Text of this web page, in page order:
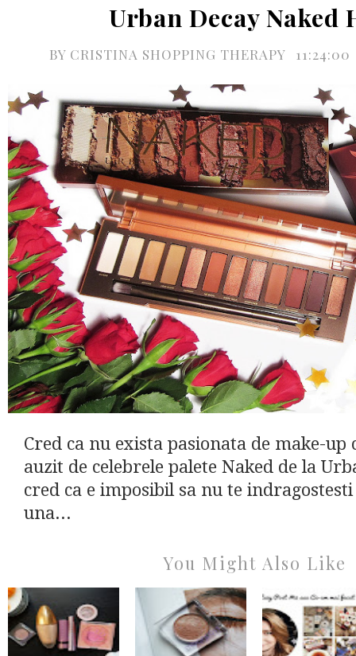
Urban Decay Naked
BY CRISTINA SHOPPING THERAPY 11:24:00
Cred ca nu exista pasionata de make-up
auzit de celebrele palete Naked de la
cred ca e imposibil sa nu te
una...
You Might Also Like